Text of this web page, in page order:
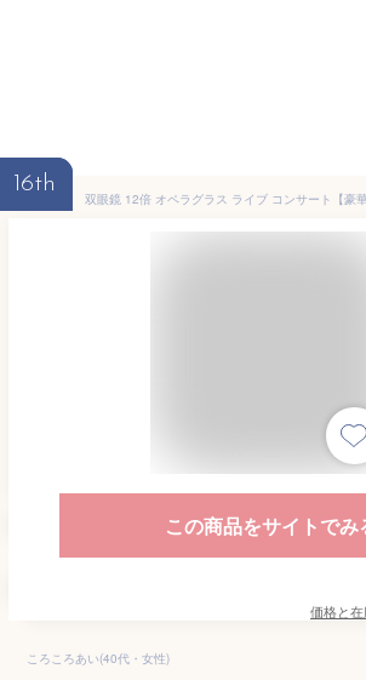
16th
この商品をサイトでみ
価格と
ころころあい(40代・女性)